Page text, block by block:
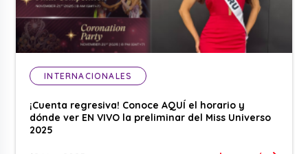
INTERNACIONALES
¡Cuenta regresiva! Conoce AQUÍ el horario y
dónde ver EN VIVO la preliminar del Miss Universo
2025